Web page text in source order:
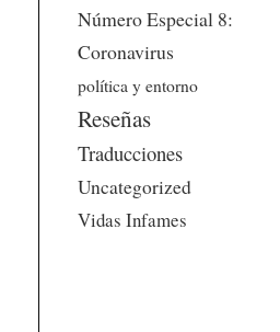
Número Especial 8:
Coronavirus
política y entorno
Reseñas
Traducciones
Uncategorized
Vidas Infames